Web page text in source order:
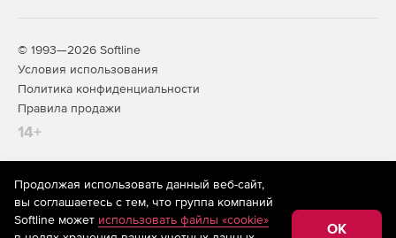
© 1993—2026 Softline
Условия использования
Политика конфиденциальности
Правила продажи
14+
На информационном ресурсе store.softline.ru применяются
рекомендательные технологии(информационные технологии
предоставления информации на основе сбора,
Продолжая использовать данный веб-сайт,
вы соглашаетесь с тем, что группа компаний
Softline может использовать файлы «cookie»
OK